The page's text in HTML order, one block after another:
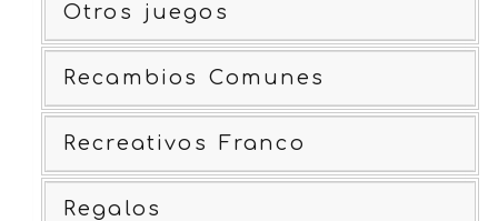
Otros juegos
Recambios Comunes
Recreativos Franco
Regalos